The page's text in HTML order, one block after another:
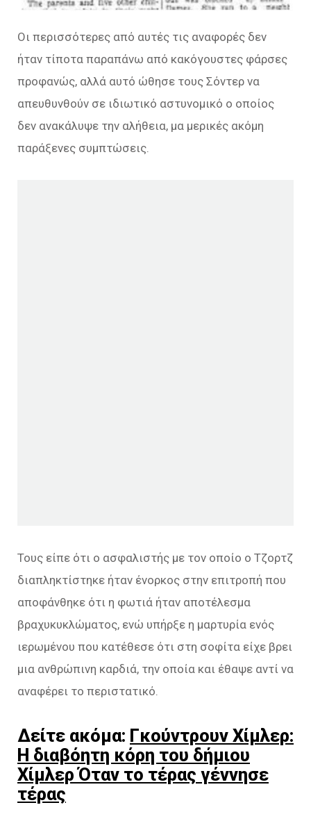
Οι περισσότερες από αυτές τις αναφορές δεν
ήταν τίποτα παραπάνω από κακόγουστες φάρσες
προφανώς, αλλά αυτό ώθησε τους Σόντερ να
απευθυνθούν σε ιδιωτικό αστυνομικό ο οποίος
δεν ανακάλυψε την αλήθεια, μα μερικές ακόμη
παράξενες συμπτώσεις.
Τους είπε ότι ο ασφαλιστής με τον οποίο ο Τζορτζ
διαπληκτίστηκε ήταν ένορκος στην επιτροπή που
αποφάνθηκε ότι η φωτιά ήταν αποτέλεσμα
βραχυκυκλώματος, ενώ υπήρξε η μαρτυρία ενός
ιερωμένου που κατέθεσε ότι στη σοφίτα είχε βρει
μια ανθρώπινη καρδιά, την οποία και έθαψε αντί να
αναφέρει το περιστατικό.
Δείτε ακόμα: Γκούντρουν Χίμλερ:
Η διαβόητη κόρη του δήμιου
Χίμλερ Όταν το τέρας γέννησε
τέρας